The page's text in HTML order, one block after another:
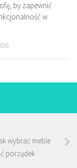
by zapewnić
w
wybrać meble
porządek